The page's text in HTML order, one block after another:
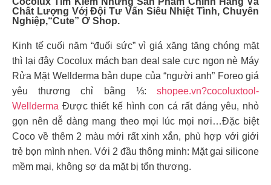
Chất Lượng Với Đội Tư Vấn Siêu Nhiệt Tình, Chuyên
Nghiệp,“cute” Ở Shop.
Kinh tế cuối năm “đuối sức” vì giá xăng tăng chóng mặt
thì lại đây Cocolux mách bạn deal sale cực ngon nè Máy
Rửa Mặt Wellderma bản dupe của “người anh” Foreo giá
yêu thương chỉ bằng ⅓: shopee.vn?cocoluxtool-
Wellderma Được thiết kế hình con cá rất đáng yêu, nhỏ
gọn nên dễ dàng mang theo mọi lúc mọi nơi…Đặc biệt
Coco về thêm 2 màu mới rất xinh xắn, phù hợp với giới
trẻ bọn mình nhen. Với 2 đầu thông minh: Mặt gai silicone
mềm mại, không sợ da mặt bị tổn thương.